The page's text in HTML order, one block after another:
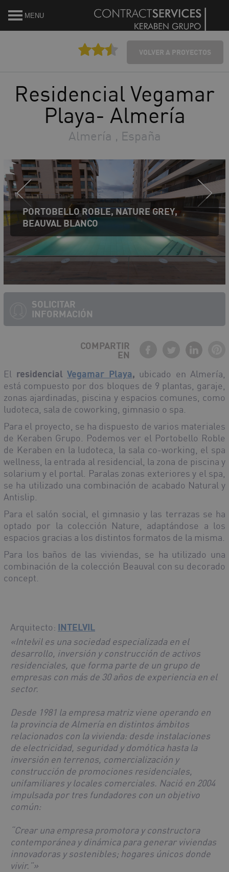
MENU
VOLVER A PROYECTOS
Residencial Vegamar
Playa- Almería
Almería , España
SOLICITAR
INFORMACIÓN
PORTOBELLO ROBLE, NATURE GREY,
BEAUVAL BLANCO
COMPARTIR
EN
El residencial Vegamar Playa, ubicado en Almería,
está compuesto por dos bloques de 9 plantas, garaje,
zonas ajardinadas, piscina y espacios comunes, como
ludoteca, sala de coworking, gimnasio o spa.
Para el proyecto, se ha dispuesto de varios materiales
de Keraben Grupo. Podemos ver el Portobello Roble
de Keraben en la ludoteca, la sala co-working, el spa
wellness, la entrada al residencial, la zona de piscina y
solarium y el portal. Paralas zonas exteriores y el spa,
se ha utilizado una combinación de acabado Natural y
Antislip.
Para el salón social, el gimnasio y las terrazas se ha
optado por la colección Nature, adaptándose a los
espacios gracias a los distintos formatos de la misma.
Para los baños de las viviendas, se ha utilizado una
combinación de la colección Beauval con su decorado
concept.
Arquitecto: INTELVIL
«Intelvil es una sociedad especializada en el
desarrollo, inversión y construcción de activos
residenciales, que forma parte de un grupo de
empresas con más de 30 años de experiencia en el
sector.
Desde 1981 la empresa matriz viene operando en
la provincia de Almería en distintos ámbitos
relacionados con la vivienda: desde instalaciones
de electricidad, seguridad y domótica hasta la
inversión en terrenos, comercialización y
construcción de promociones residenciales,
unifamiliares y locales comerciales. Nació en 2004
impulsada por tres fundadores con un objetivo
común:
“Crear una empresa promotora y constructora
contemporánea y dinámica para generar viviendas
innovadoras y sostenibles; hogares únicos donde
vivir.”»